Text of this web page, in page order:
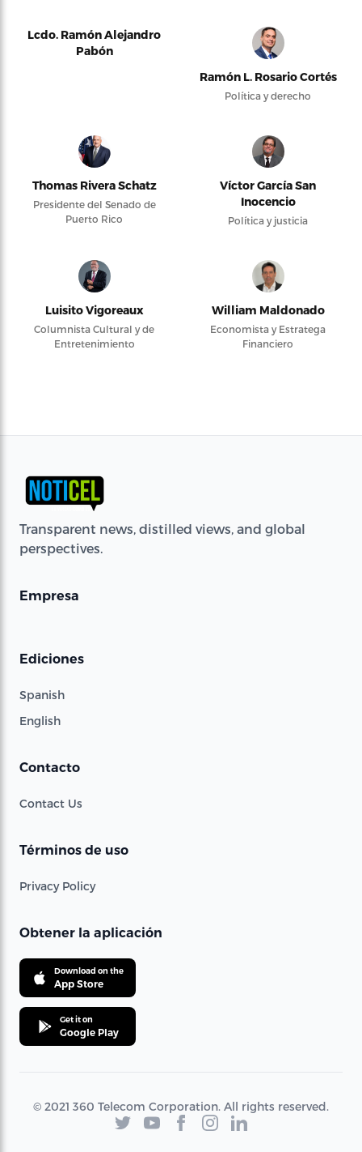
Lcdo. Ramón Alejandro
Pabón
Ramón L. Rosario Cortés
Política y derecho
Thomas Rivera Schatz
Presidente del Senado de
Puerto Rico
Víctor García San
Inocencio
Política y justicia
Luisito Vigoreaux
Columnista Cultural y de
Entretenimiento
William Maldonado
Economista y Estratega
Financiero
Transparent news, distilled views, and global
perspectives.
Empresa
Ediciones
Spanish
English
Contacto
Contact Us
Términos de uso
Privacy Policy
Obtener la aplicación
Download on the
App Store
Get it on
Google Play
© 2021 360 Telecom Corporation. All rights reserved.